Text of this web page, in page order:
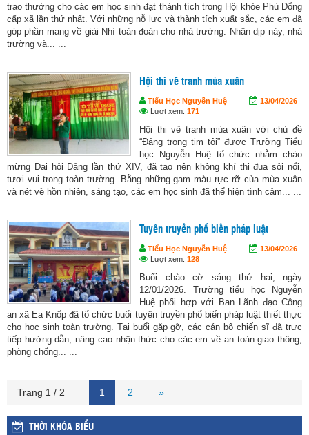
trao thưởng cho các em học sinh đạt thành tích trong Hội khỏe Phù Đổng
cấp xã lần thứ nhất. Với những nỗ lực và thành tích xuất sắc, các em đã
góp phần mang về giải Nhì toàn đoàn cho nhà trường. Nhân dịp này, nhà
trường và... ...
Hội thi vẽ tranh mùa xuân
Tiểu Học Nguyễn Huệ
13/04/2026
Lượt xem: 171
Hội thi vẽ tranh mùa xuân với chủ đề
“Đảng trong tim tôi” được Trường Tiểu
học Nguyễn Huệ tổ chức nhằm chào
mừng Đại hội Đảng lần thứ XIV, đã tạo nên không khí thi đua sôi nổi,
tươi vui trong toàn trường. Bằng những gam màu rực rỡ của mùa xuân
và nét vẽ hồn nhiên, sáng tạo, các em học sinh đã thể hiện tình cảm... ...
Tuyên truyền phổ biến pháp luật
Tiểu Học Nguyễn Huệ
13/04/2026
Lượt xem: 128
Buổi chào cờ sáng thứ hai, ngày
12/01/2026. Trường tiểu học Nguyễn
Huệ phối hợp với Ban Lãnh đạo Công
an xã Ea Knốp đã tổ chức buổi tuyên truyền phổ biến pháp luật thiết thực
cho học sinh toàn trường. Tại buổi gặp gỡ, các cán bộ chiến sĩ đã trực
tiếp hướng dẫn, nâng cao nhận thức cho các em về an toàn giao thông,
phòng chống... ...
Trang 1 / 2 1 2 »
THỜI KHÓA BIỂU